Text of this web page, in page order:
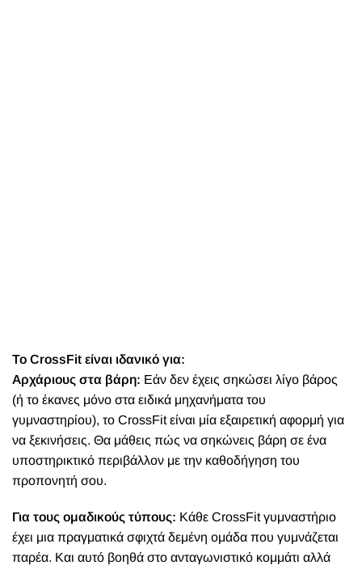
Το CrossFit είναι ιδανικό για:
Αρχάριους στα βάρη: Εάν δεν έχεις σηκώσει λίγο βάρος
(ή το έκανες μόνο στα ειδικά μηχανήματα του
γυμναστηρίου), το CrossFit είναι μία εξαιρετική αφορμή για
να ξεκινήσεις. Θα μάθεις πώς να σηκώνεις βάρη σε ένα
υποστηρικτικό περιβάλλον με την καθοδήγηση του
προπονητή σου.
Για τους ομαδικούς τύπους: Κάθε CrossFit γυμναστήριο
έχει μια πραγματικά σφιχτά δεμένη ομάδα που γυμνάζεται
παρέα. Και αυτό βοηθά στο ανταγωνιστικό κομμάτι αλλά